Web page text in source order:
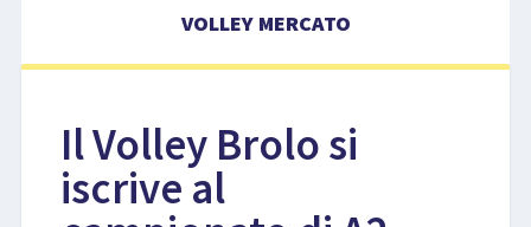
EVENTI
LIBRI
VOLLEY MERCATO
Il Volley Brolo si
iscrive al